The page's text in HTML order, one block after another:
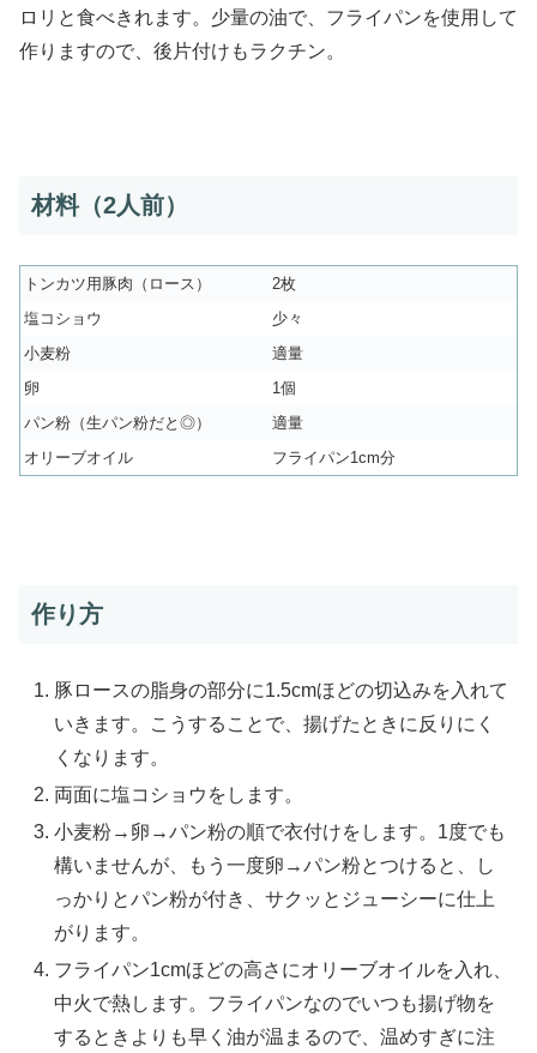
ロリと食べきれます。少量の油で、フライパンを使用して
作りますので、後片付けもラクチン。
材料（2人前）
トンカツ用豚肉（ロース）
2枚
塩コショウ
少々
小麦粉
適量
卵
1個
パン粉（生パン粉だと◎）
適量
オリーブオイル
フライパン1cm分
作り方
豚ロースの脂身の部分に1.5cmほどの切込みを入れて
いきます。こうすることで、揚げたときに反りにく
くなります。
両面に塩コショウをします。
小麦粉→卵→パン粉の順で衣付けをします。1度でも
構いませんが、もう一度卵→パン粉とつけると、し
っかりとパン粉が付き、サクッとジューシーに仕上
がります。
フライパン1cmほどの高さにオリーブオイルを入れ、
中火で熱します。フライパンなのでいつも揚げ物を
するときよりも早く油が温まるので、温めすぎに注